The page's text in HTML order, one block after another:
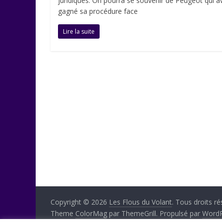
gagné sa procédure face
Lire la suite
Copyright © 2026 Les Flous du Volant. Tous droits
Theme ColorMag par ThemeGrill. Propulsé par